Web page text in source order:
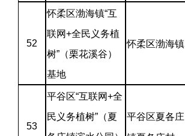
52
怀柔区渤海镇“互
联网+全民义务植
树”（栗花溪谷）
基地
怀柔区渤海镇
53
平谷区“互联网+全
民义务植树”（夏
平谷区夏各庄